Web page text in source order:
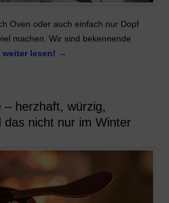
Oven oder auch einfach nur Dopf
machen. Wir sind bekennende
weiter lesen! →
– herzhaft, würzig,
das nicht nur im Winter